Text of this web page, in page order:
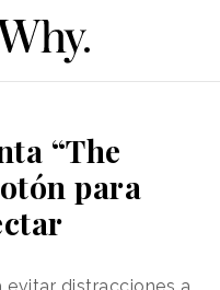
“The
para